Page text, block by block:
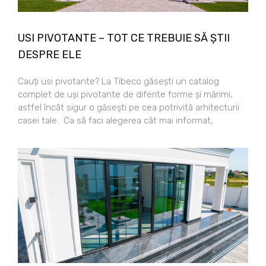
USI PIVOTANTE – TOT CE TREBUIE SĂ ȘTII
DESPRE ELE
Cauți usi pivotante? La Tibeco găsești un catalog
complet de uși pivotante de diferite forme și mărimi,
astfel încât sigur o găsești pe cea potrivită arhitecturii
casei tale. Ca să faci alegerea cât mai informat,